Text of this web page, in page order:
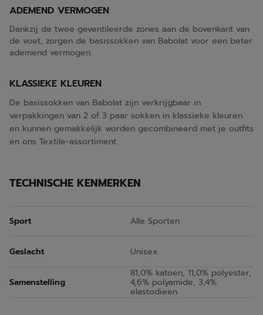
ADEMEND VERMOGEN
Dankzij de twee geventileerde zones aan de bovenkant van
de voet, zorgen de basissokken van Babolat voor een beter
ademend vermogen.
KLASSIEKE KLEUREN
De basissokken van Babolat zijn verkrijgbaar in
verpakkingen van 2 of 3 paar sokken in klassieke kleuren
en kunnen gemakkelijk worden gecombineerd met je outfits
en ons Textile-assortiment.
TECHNISCHE KENMERKEN
Sport Alle Sporten
Geslacht Unisex
Samenstelling
81,0% katoen, 11,0% polyester,
4,6% polyamide, 3,4%
elastodieen